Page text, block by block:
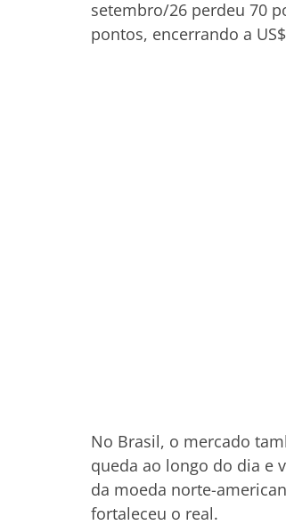
setembro/26 perdeu 70
pontos, encerrando a
No Brasil, o mercado
queda ao longo do dia e
da moeda norte-
fortaleceu o real.